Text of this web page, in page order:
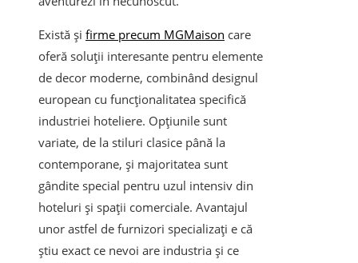
Există și firme precum MGMaison care
oferă soluții interesante pentru elemente
de decor moderne, combinând designul
european cu funcționalitatea specifică
industriei hoteliere. Opțiunile sunt
variate, de la stiluri clasice până la
contemporane, și majoritatea sunt
gândite special pentru uzul intensiv din
hoteluri și spații comerciale. Avantajul
unor astfel de furnizori specializați e că
știu exact ce nevoi are industria și ce